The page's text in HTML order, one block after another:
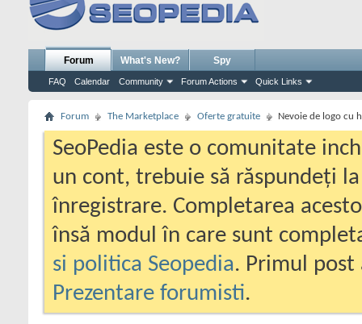
Forum
FAQ Calendar Community Forum Actions Quick Links
What's New? Spy
Forum The Marketplace Oferte gratuite Nevoie de logo cu
SeoPedia este o comunitate
un cont, trebuie să răspundeți
înregistrare. Completarea
însă modul în care sunt
si politica Seopedia. Primul
Prezentare forumisti.